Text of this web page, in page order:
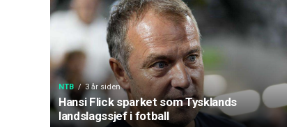
NTB 3 år siden
Hansi Flick sparket som Tysklands
landslagssjef i fotball